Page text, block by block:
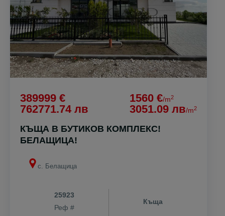
389999 €
762771.74 лв
1560 €/m2
3051.09 лв/m2
КЪЩА В БУТИКОВ КОМПЛЕКС!
БЕЛАЩИЦА!
с. Белащица
25923
Реф #
Къща